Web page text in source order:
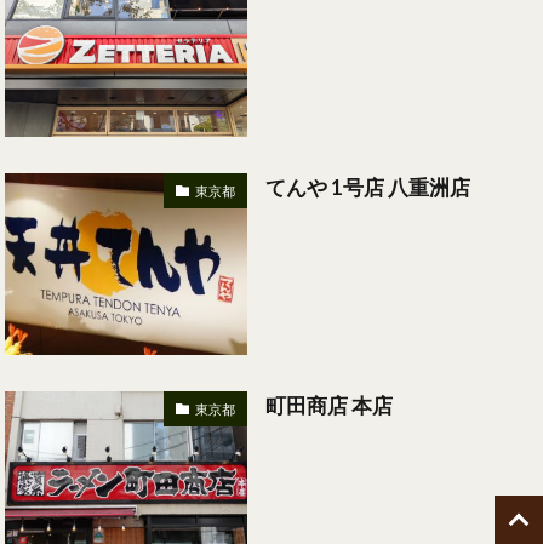
東京都 てんや 1号店 八重洲店
東京都 町田商店 本店